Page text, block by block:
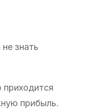
знать
приходится
прибыль.